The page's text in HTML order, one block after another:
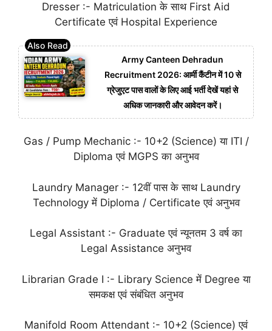
Dresser :- Matriculation के साथ First Aid
Certificate एवं Hospital Experience
Army Canteen Dehradun
Recruitment 2026: आर्मी कैंटीन में 10 से
ग्रेजुएट पास वालों के लिए आई भर्ती देखें यहां से
अधिक जानकारी और आवेदन करें।
Gas / Pump Mechanic :- 10+2 (Science) या ITI /
Diploma एवं MGPS का अनुभव
Laundry Manager :- 12वीं पास के साथ Laundry
Technology में Diploma / Certificate एवं अनुभव
Legal Assistant :- Graduate एवं न्यूनतम 3 वर्ष का
Legal Assistance अनुभव
Librarian Grade I :- Library Science में Degree या
समकक्ष एवं संबंधित अनुभव
Manifold Room Attendant :- 10+2 (Science) एवं